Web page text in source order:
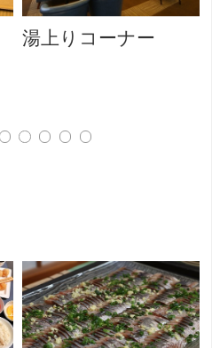
湯上りコーナー